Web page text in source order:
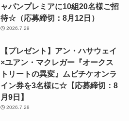
ャパンプレミアに10組20名様ご招
待☆（応募締切：8月12日）
2026.7.29
【プレゼント】アン・ハサウェイ
×ユアン・マクレガー『オークス
トリートの異変』ムビチケオンラ
イン券を3名様に☆【応募締切：8
月9日】
2026.7.28